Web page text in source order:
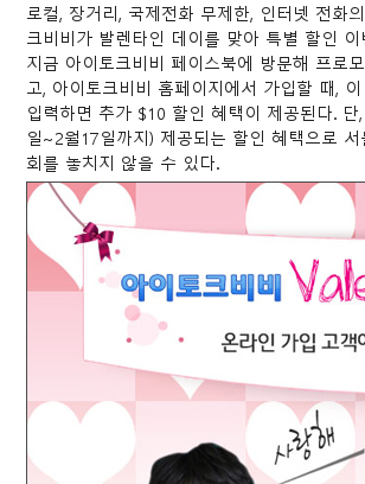
로컬, 장거리, 국제전화 무제한, 인터넷 전화
크비비가 발렌타인 데이를 맞아 특별 할인
지금 아이토크비비 페이스북에 방문해 프로
고, 아이토크비비 홈페이지에서 가입할 때,
입력하면 추가 $10 할인 혜택이 제공된다. 단
일~2월17일까지) 제공되는 할인 혜택으로
회를 놓치지 않을 수 있다.